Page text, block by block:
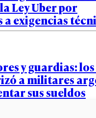
Ley Uber por
exigencias
y guardias:
a militares
sus sueldos